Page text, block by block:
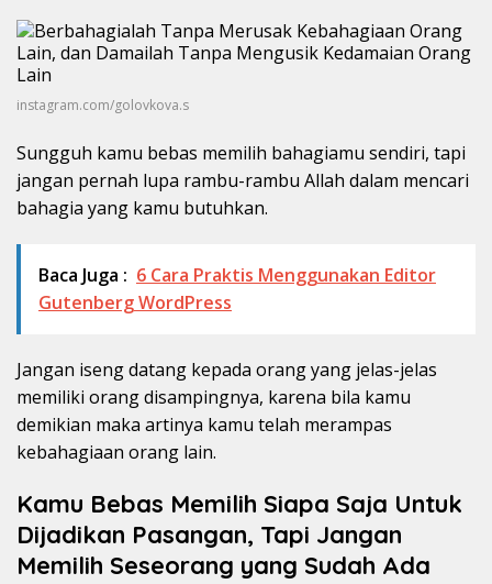
instagram.com/golovkova.s
Sungguh kamu bebas memilih bahagiamu sendiri, tapi
jangan pernah lupa rambu-rambu Allah dalam mencari
bahagia yang kamu butuhkan.
Baca Juga : 6 Cara Praktis Menggunakan Editor
Gutenberg WordPress
Jangan iseng datang kepada orang yang jelas-jelas
memiliki orang disampingnya, karena bila kamu
demikian maka artinya kamu telah merampas
kebahagiaan orang lain.
Kamu Bebas Memilih Siapa Saja Untuk
Dijadikan Pasangan, Tapi Jangan
Memilih Seseorang yang Sudah Ada